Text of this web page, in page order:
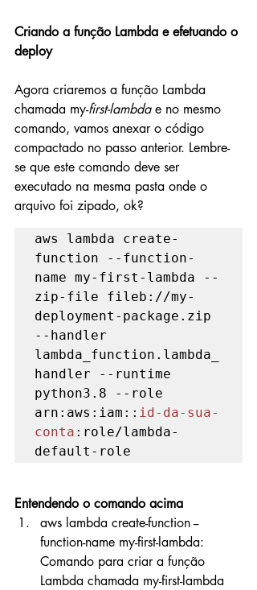
Criando a função Lambda e efetuando o
deploy
Agora criaremos a função Lambda
chamada my-first-lambda e no mesmo
comando, vamos anexar o código
compactado no passo anterior. Lembre-
se que este comando deve ser
executado na mesma pasta onde o
arquivo foi zipado, ok?
aws lambda create-
function --function-
name my-first-lambda --
zip-file fileb://my-
deployment-package.zip
--handler
lambda_function.lambda_
handler --runtime
python3.8 --role
arn:aws:iam:: id-da-sua-
conta :role/lambda-
default-role
Entendendo o comando acima
aws lambda create-function --
function-name my-first-lambda:
Comando para criar a função
Lambda chamada my-first-lambda